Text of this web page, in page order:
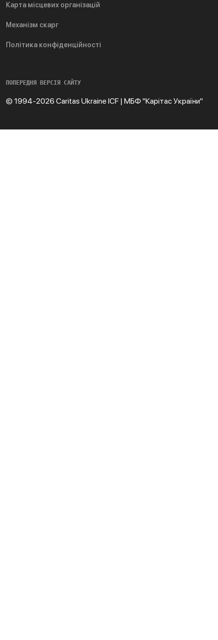
Карта місцевих організацій
Механізм скарг
Політика конфіденційності
ПОПЕРЕДНЯ ВЕРСІЯ САЙТУ
© 1994-2026 Caritas Ukraine ICF | МБФ "Карітас України"